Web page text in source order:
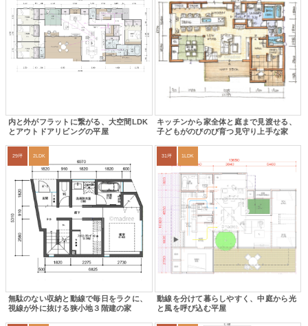
内と外がフラットに繋がる、大空間LDK
とアウトドアリビングの平屋
キッチンから家全体と庭まで見渡せる、
子どもがのびのび育つ見守り上手な家
29坪 2LDK
無駄のない収納と動線で毎日をラクに、
視線が外に抜ける狭小地３階建の家
31坪 1LDK
動線を分けて暮らしやすく、中庭から光
と風を呼び込む平屋